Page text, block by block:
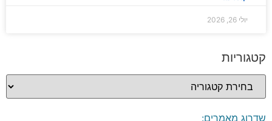
יולי 26, 2026
קטגוריות
שדרוג מאמרים: